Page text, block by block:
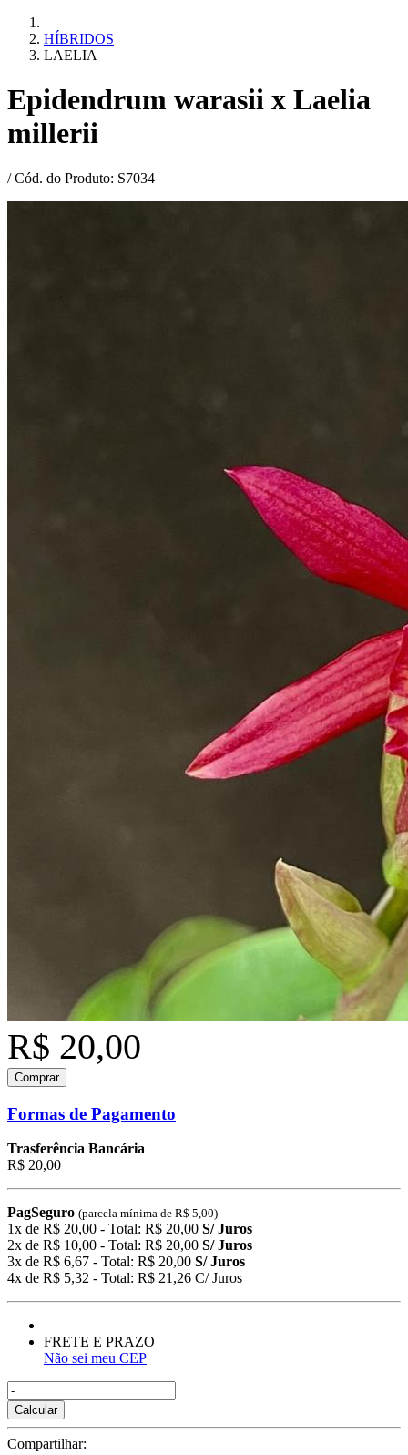
HÍBRIDOS
LAELIA
Epidendrum warasii x Laelia
millerii
/ Cód. do Produto: S7034
R$ 20,00
Comprar
Formas de Pagamento
Trasferência Bancária
R$ 20,00
PagSeguro (parcela mínima de R$ 5,00)
1x de R$ 20,00 - Total: R$ 20,00 S/ Juros
2x de R$ 10,00 - Total: R$ 20,00 S/ Juros
3x de R$ 6,67 - Total: R$ 20,00 S/ Juros
4x de R$ 5,32 - Total: R$ 21,26 C/ Juros
FRETE E PRAZO
Não sei meu CEP
Calcular
Compartilhar: